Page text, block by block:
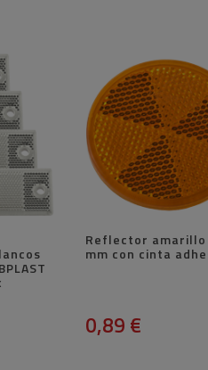
Reflector
mm con cinta
0,89 €